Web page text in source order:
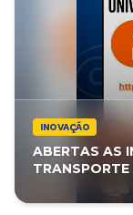
INOVAÇÃO
ABERTAS AS
TRANSPORTE